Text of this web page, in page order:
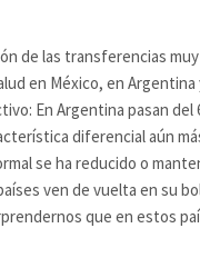
de las transferencias
en México, en
En Argentina pasan del
diferencial aún
se ha reducido o
ven de vuelta en su
que en estos